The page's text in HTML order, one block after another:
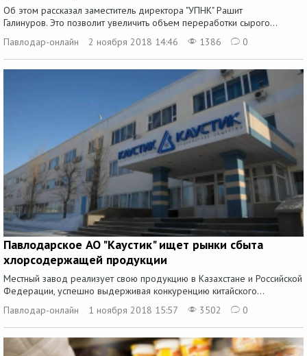
Об этом рассказал заместитель директора "УПНК" Рашит
Галинуров. Это позволит увеличить объем переработки сырого...
Павлодар-онлайн
2 ноября 2018 14:46 1386 0
Павлодарское АО "Каустик" ищет рынки сбыта
хлорсодержащей продукции
Местный завод реализует свою продукцию в Казахстане и Российской
Федерации, успешно выдерживая конкуренцию китайского...
Павлодар-онлайн
1 ноября 2018 15:57 3502 0